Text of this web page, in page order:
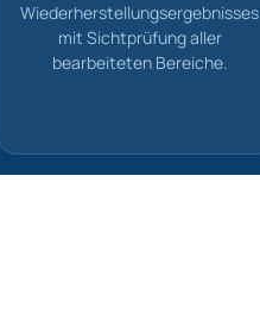
Wiederherstellungsergebnisses
mit Sichtprüfung aller
bearbeiteten Bereiche.